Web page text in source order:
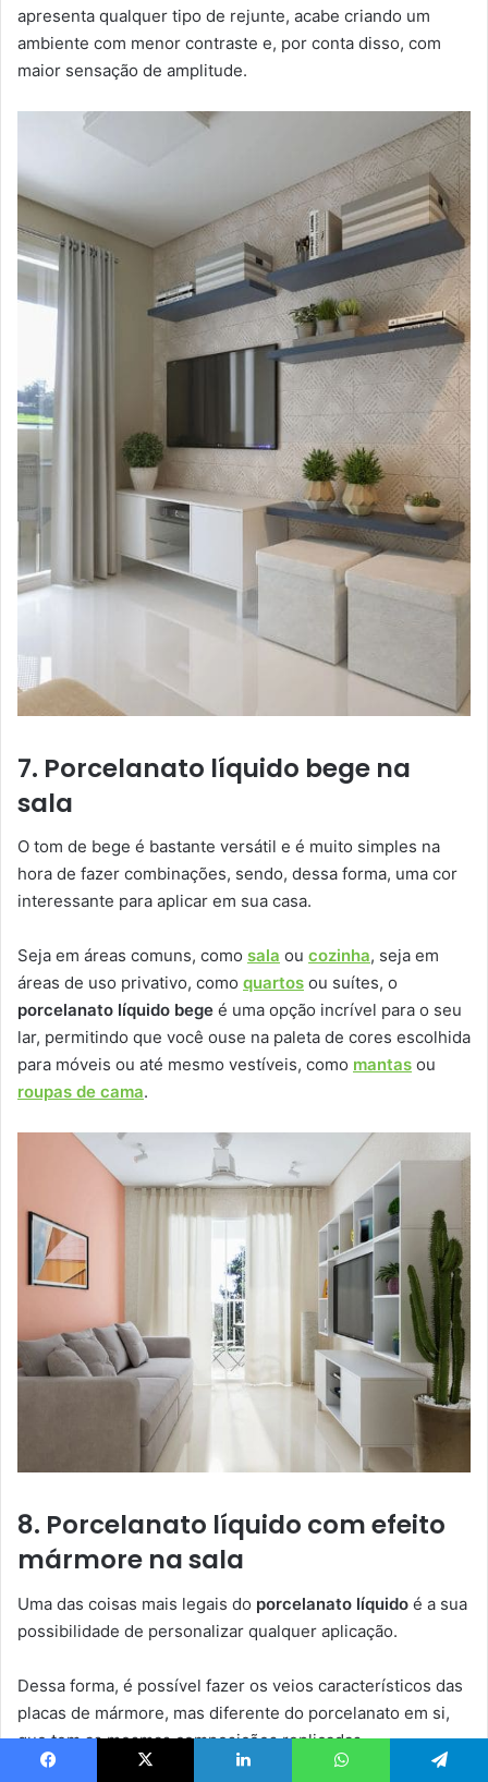
apresenta qualquer tipo de rejunte, acabe criando um
ambiente com menor contraste e, por conta disso, com
maior sensação de amplitude.
7. Porcelanato líquido bege na
sala
O tom de bege é bastante versátil e é muito simples na
hora de fazer combinações, sendo, dessa forma, uma cor
interessante para aplicar em sua casa.
Seja em áreas comuns, como sala ou cozinha, seja em
áreas de uso privativo, como quartos ou suítes, o
porcelanato líquido bege é uma opção incrível para o seu
lar, permitindo que você ouse na paleta de cores escolhida
para móveis ou até mesmo vestíveis, como mantas ou
roupas de cama.
8. Porcelanato líquido com efeito
mármore na sala
Uma das coisas mais legais do porcelanato líquido é a sua
possibilidade de personalizar qualquer aplicação.
Dessa forma, é possível fazer os veios característicos das
placas de mármore, mas diferente do porcelanato em si,
que tem as mesmas composições replicadas
infinitamente.